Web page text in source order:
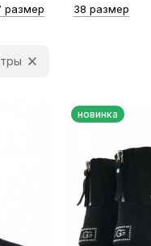
размер 38 размер
новинка